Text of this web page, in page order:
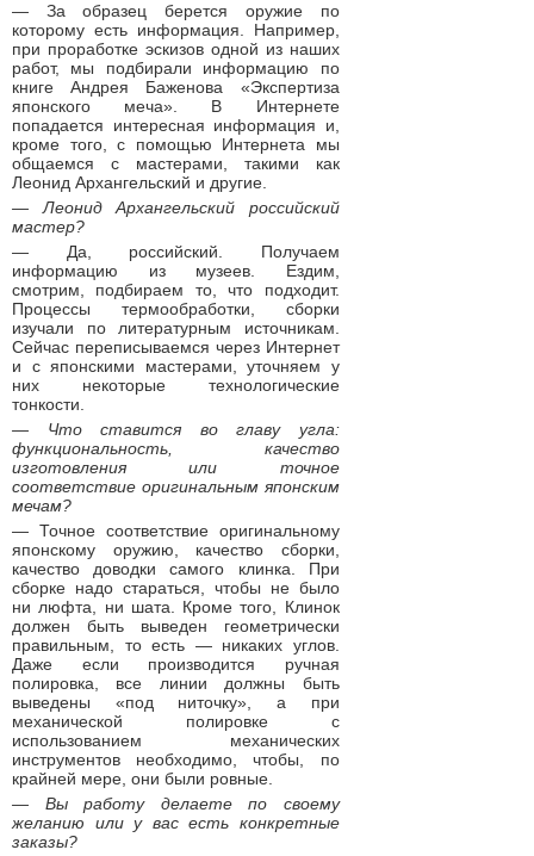
— За образец берется оружие по
которому есть информация. Например,
при проработке эскизов одной из наших
работ, мы подбирали информацию по
книге Андрея Баженова «Экспертиза
японского меча». В Интернете
попадается интересная информация и,
кроме того, с помощью Интернета мы
общаемся с мастерами, такими как
Леонид Архангельский и другие.
— Леонид Архангельский российский
мастер?
— Да, российский. Получаем
информацию из музеев. Ездим,
смотрим, подбираем то, что подходит.
Процессы термообработки, сборки
изучали по литературным источникам.
Сейчас переписываемся через Интернет
и с японскими мастерами, уточняем у
них некоторые технологические
тонкости.
— Что ставится во главу угла:
функциональность, качество
изготовления или точное
соответствие оригинальным японским
мечам?
— Точное соответствие оригинальному
японскому оружию, качество сборки,
качество доводки самого клинка. При
сборке надо стараться, чтобы не было
ни люфта, ни шата. Кроме того, Клинок
должен быть выведен геометрически
правильным, то есть — никаких углов.
Даже если производится ручная
полировка, все линии должны быть
выведены «под ниточку», а при
механической полировке с
использованием механических
инструментов необходимо, чтобы, по
крайней мере, они были ровные.
— Вы работу делаете по своему
желанию или у вас есть конкретные
заказы?